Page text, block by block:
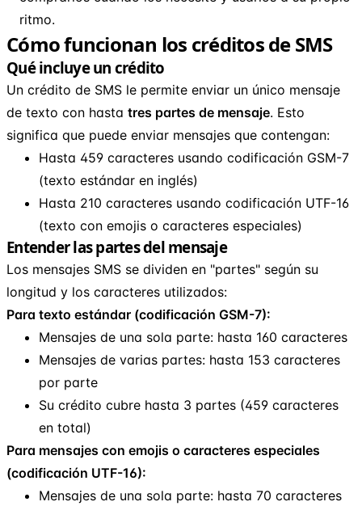
ritmo.
Cómo funcionan los créditos de SMS
Qué incluye un crédito
Un crédito de SMS le permite enviar un único mensaje
de texto con hasta tres partes de mensaje. Esto
significa que puede enviar mensajes que contengan:
Hasta 459 caracteres usando codificación GSM-7
(texto estándar en inglés)
Hasta 210 caracteres usando codificación UTF-16
(texto con emojis o caracteres especiales)
Entender las partes del mensaje
Los mensajes SMS se dividen en "partes" según su
longitud y los caracteres utilizados:
Para texto estándar (codificación GSM-7):
Mensajes de una sola parte: hasta 160 caracteres
Mensajes de varias partes: hasta 153 caracteres
por parte
Su crédito cubre hasta 3 partes (459 caracteres
en total)
Para mensajes con emojis o caracteres especiales
(codificación UTF-16):
Mensajes de una sola parte: hasta 70 caracteres